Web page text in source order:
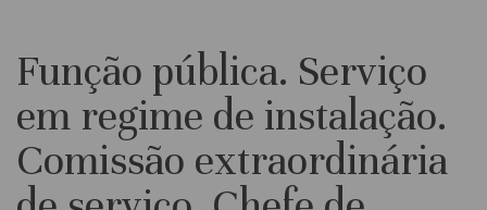
Função pública. Serviço
em regime de instalação.
Comissão extraordinária